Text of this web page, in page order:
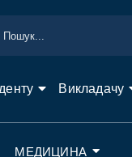
Викладачу
МЕДИЦИНА